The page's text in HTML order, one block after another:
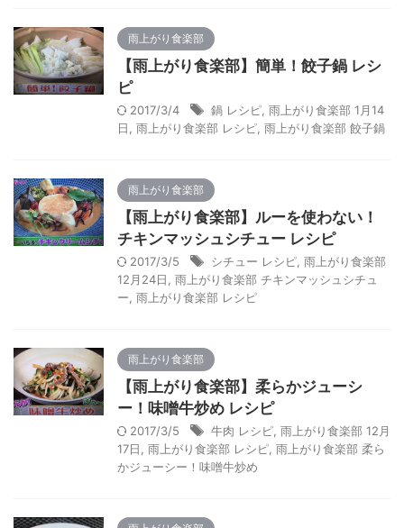
雨上がり食楽部
【雨上がり食楽部】簡単！餃子鍋 レシ
ピ
2017/3/4 鍋 レシピ 雨上がり食楽部 1月14
日
雨上がり食楽部 レシピ 雨上がり食楽部 餃子鍋
雨上がり食楽部
【雨上がり食楽部】ルーを使わない！
チキンマッシュシチュー レシピ
2017/3/5 シチュー レシピ 雨上がり食楽部
12月24日
雨上がり食楽部 チキンマッシュシチュ
ー 雨上がり食楽部 レシピ
雨上がり食楽部
【雨上がり食楽部】柔らかジューシ
ー！味噌牛炒め レシピ
2017/3/5 牛肉 レシピ 雨上がり食楽部 12月
17日
雨上がり食楽部 レシピ 雨上がり食楽部 柔ら
かジューシー！味噌牛炒め